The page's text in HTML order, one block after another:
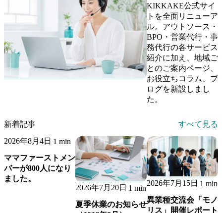
KIKKAKE公式サイ
トを全面リニューア
ル。アウトソース・
BPO・営業代行・事
務代行の各サービス
紹介に加え、地域ご
とのご案内ページ、
お役立ちコラム、ブ
ログを新設しまし
た。
新着記事 すべて見る
2026年8月4日 1 min
ママファーストメン
バーが800人になり
ました。
2026年7月20日 1 min
夏季休業のお知らせ
2026年7月15日 1 min
異業種交流会「モノ
リス」開催レポート